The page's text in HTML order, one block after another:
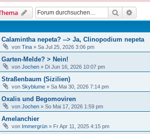
Suche
Calamintha nepeta? --> Ja, Clinopodium nepeta
von Tina » Sa Jul 25, 2026 3:06 pm
Garten-Melde? > Nein!
von Jochen » Di Jun 16, 2026 10:07 pm
Straßenbaum (Sizilien)
von Skyblume » Sa Mai 30, 2026 7:14 pm
Oxalis und Begomoviren
von Jochen » So Mai 17, 2026 1:59 pm
Amelanchier
von Immergrün » Fr Apr 11, 2025 4:15 pm